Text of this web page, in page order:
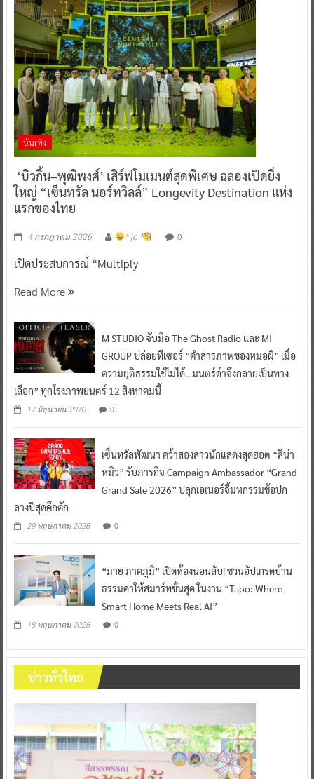
บันเทิง
‘บิวกิ้น–พุฒิพงศ์’ เสิร์ฟโมเมนต์สุดพิเศษ ฉลองเปิดยิ่ง
ใหญ่ “เซ็นทรัล นอร์ทวิลล์” Longevity Destination แห่ง
แรกของไทย
4 กรกฎาคม 2026 ^ jo ^ 0
เปิดประสบการณ์ “Multiply
Read More
M STUDIO จับมือ The Ghost Radio และ MI
GROUP ปล่อยทีเซอร์ “คำสารภาพของหมอผี” เมื่อ
ความยุติธรรมใช้ไม่ได้…มนตร์ดำจึงกลายเป็นทาง
เลือก” ทุกโรงภาพยนตร์ 12 สิงหาคมนี้
17 มิถุนายน 2026 0
เซ็นทรัลพัฒนา คว้าสองสาวนักแสดงสุดฮอต “ลีน่า-
หมิว” รับภารกิจ Campaign Ambassador “Grand
Grand Sale 2026” ปลุกเอเนอร์จี้มหกรรมช้อปก
ลางปีสุดคึกคัก
29 พฤษภาคม 2026 0
“มาย ภาคภูมิ” เปิดห้องนอนลับ! ชวนอัปเกรดบ้าน
ธรรมดาให้สมาร์ทขั้นสุด ในงาน “Tapo: Where
Smart Home Meets Real AI”
18 พฤษภาคม 2026 0
ข่าวทั่วไทย